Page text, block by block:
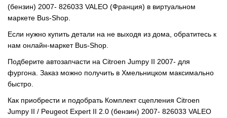
(бензин) 2007- 826033 VALEO (Франция) в виртуальном
маркете Bus-Shop.
Если нужно купить детали на не выходя из дома, обратитесь к
нам онлайн-маркет Bus-Shop.
Подберите автозапчасти на Citroen Jumpy II 2007- для
фургона. Заказ можно получить в Хмельницком максимально
быстро.
Как приобрести и подобрать Комплект сцепления Citroen
Jumpy II / Peugeot Expert II 2.0 (бензин) 2007- 826033 VALEO